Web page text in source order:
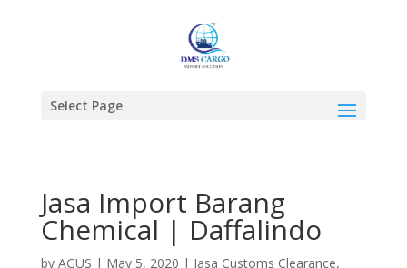
Select Page
Jasa Import Barang
Chemical | Daffalindo
by AGUS | May 5, 2020 | Jasa Customs Clearance,